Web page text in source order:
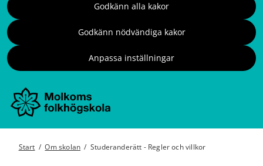
Godkänn alla kakor
Godkänn nödvändiga kakor
Anpassa inställningar
Start / Om skolan / Studeranderätt - Regler och villkor